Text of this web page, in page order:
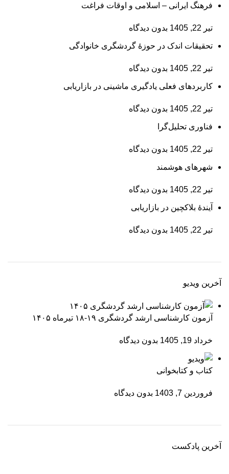
فرهنگ ایرانی – اسلامی و اوقات فراغت
تیر 22, 1405 بدون دیدگاه
تحقیقات اندک در حوزۀ گردشگری خانوادگی
تیر 22, 1405 بدون دیدگاه
کاربردهای فعلی یادگیری ماشینی در بازاریابی
تیر 22, 1405 بدون دیدگاه
فناوری تحلیل‌گرا
تیر 22, 1405 بدون دیدگاه
شهرهای هوشمند
تیر 22, 1405 بدون دیدگاه
آیندۀ بلاکچین در بازاریابی
تیر 22, 1405 بدون دیدگاه
آخرین ویدیو
آزمون کارشناسی ارشد گردشگری ۱۹-۱۸ تیرماه ۱۴۰۵
خرداد 19, 1405 بدون دیدگاه
کتاب و کتابخوانی
فروردین 7, 1403 بدون دیدگاه
آخرین پادکست